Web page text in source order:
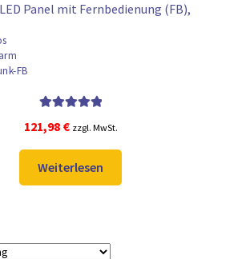
Panel mit Fernbedienung (FB),
FB
5.00
von 5
121,98 € zzgl. MwSt.
Weiterlesen